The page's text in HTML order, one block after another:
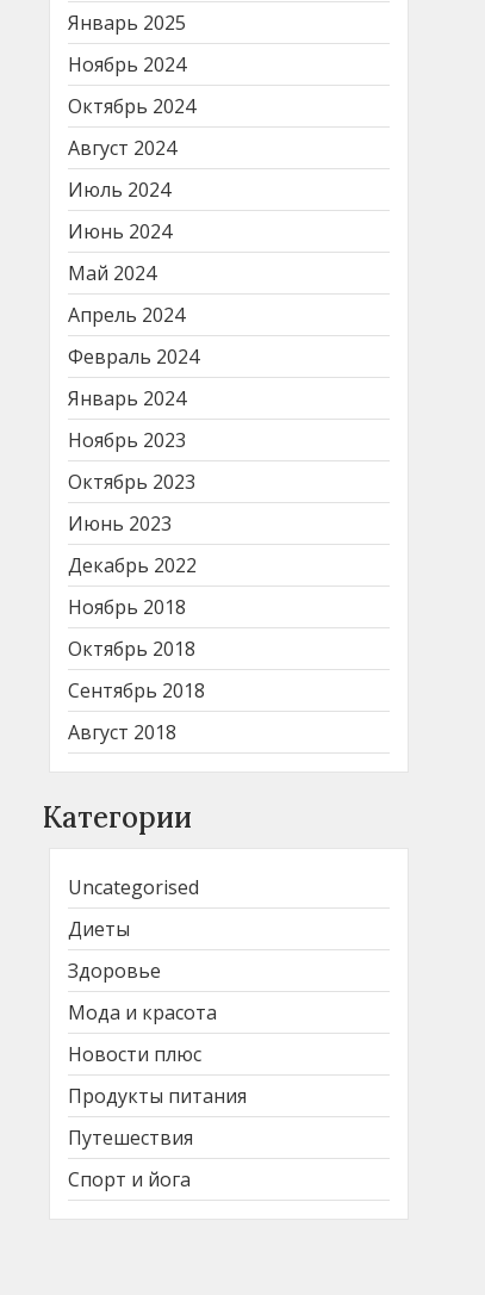
Январь 2025
Ноябрь 2024
Октябрь 2024
Август 2024
Июль 2024
Июнь 2024
Май 2024
Апрель 2024
Февраль 2024
Январь 2024
Ноябрь 2023
Октябрь 2023
Июнь 2023
Декабрь 2022
Ноябрь 2018
Октябрь 2018
Сентябрь 2018
Август 2018
Категории
Uncategorised
Диеты
Здоровье
Мода и красота
Новости плюс
Продукты питания
Путешествия
Спорт и йога